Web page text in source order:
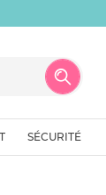
SÉCURITÉ